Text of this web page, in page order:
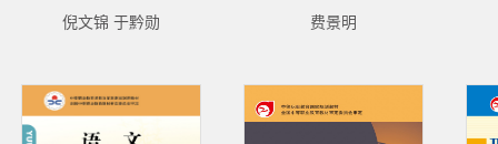
倪文锦 于黔勋
费景明